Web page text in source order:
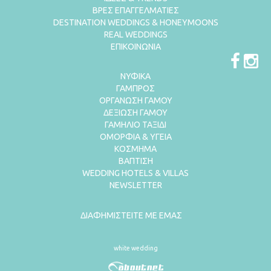
ΒΡΕΣ ΕΠΑΓΓΕΛΜΑΤΙΕΣ
DESTINATION WEDDINGS & HONEYMOONS
REAL WEDDINGS
ΕΠΙΚΟΙΝΩΝΙΑ
ΝΥΦΙΚΑ
ΓΑΜΠΡΟΣ
ΟΡΓΑΝΩΣΗ ΓΑΜΟΥ
ΔΕΞΙΩΣΗ ΓΑΜΟΥ
ΓΑΜΗΛΙΟ ΤΑΞΙΔΙ
ΟΜΟΡΦΙΑ & ΥΓΕΙΑ
ΚΟΣΜΗΜΑ
ΒΑΠΤΙΣΗ
WEDDING HOTELS & VILLAS
NEWSLETTER
ΔΙΑΦΗΜΙΣΤΕΙΤΕ ΜΕ ΕΜΑΣ
white wedding